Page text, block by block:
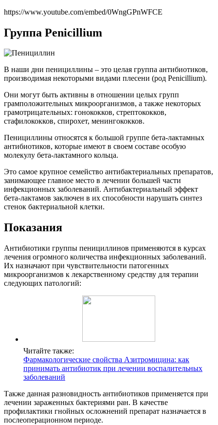
https://www.youtube.com/embed/0WngGPnWFCE
Группа Penicillium
В наши дни пенициллины – это целая группа антибиотиков,
производимая некоторыми видами плесени (род Penicillium).
Они могут быть активны в отношении целых групп
грамположительных микроорганизмов, а также некоторых
грамотрицательных: гонококков, стрептококков,
стафилококков, спирохет, менингококков.
Пенициллины относятся к большой группе бета-лактамных
антибиотиков, которые имеют в своем составе особую
молекулу бета-лактамного кольца.
Это самое крупное семейство антибактериальных препаратов,
занимающее главное место в лечении большей части
инфекционных заболеваний. Антибактериальный эффект
бета-лактамов заключен в их способности нарушать синтез
стенок бактериальной клетки.
Показания
Антибиотики группы пенициллинов применяются в курсах
лечения огромного количества инфекционных заболеваний.
Их назначают при чувствительности патогенных
микроорганизмов к лекарственному средству для терапии
следующих патологий:
Читайте также:
Фармакологические свойства Азитромицина: как
принимать антибиотик при лечении воспалительных
заболеваний
Также данная разновидность антибиотиков применяется при
лечении зараженных бактериями ран. В качестве
профилактики гнойных осложнений препарат назначается в
послеоперационном периоде.